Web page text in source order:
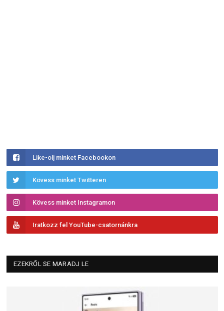
Like-olj minket Facebookon
Kövess minket Twitteren
Kövess minket Instagramon
Iratkozz fel YouTube-csatornánkra
EZEKRŐL SE MARADJ LE